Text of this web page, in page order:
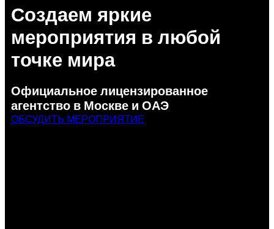
Создаем яркие
мероприятия в любой
точке мира
Официальное лицензированное
агентство в Москве и ОАЭ
ОБСУДИТЬ МЕРОПРИЯТИЕ